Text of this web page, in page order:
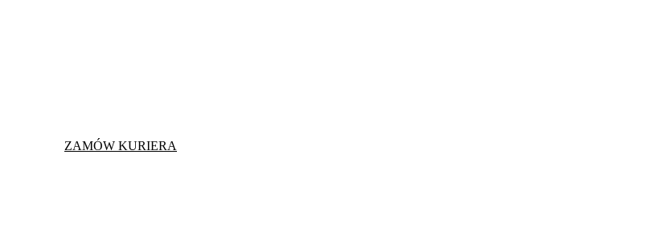
ZAMÓW KURIERA